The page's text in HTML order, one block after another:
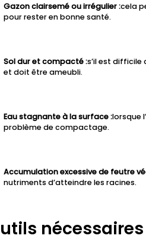
Gazon clairsemé ou irrégulier :cela
pour rester en bonne santé.
Sol dur et compacté :s’il est
et doit être ameubli.
Eau stagnante à la surface :lorsque
problème de compactage.
Accumulation excessive de feutre
nutriments d’atteindre les racines.